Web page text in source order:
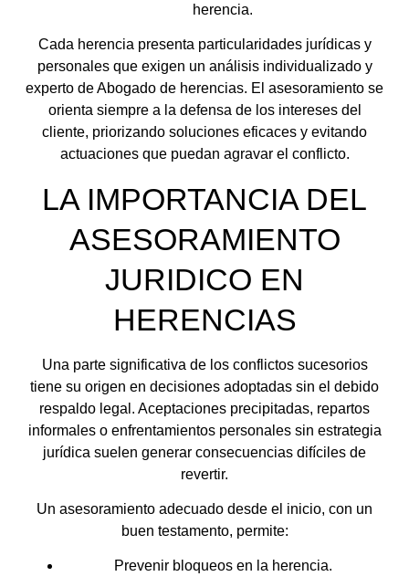
herencia.
Cada herencia presenta particularidades jurídicas y
personales que exigen un análisis individualizado y
experto de Abogado de herencias. El asesoramiento se
orienta siempre a la defensa de los intereses del
cliente, priorizando soluciones eficaces y evitando
actuaciones que puedan agravar el conflicto.
LA IMPORTANCIA DEL
ASESORAMIENTO
JURIDICO EN
HERENCIAS
Una parte significativa de los conflictos sucesorios
tiene su origen en decisiones adoptadas sin el debido
respaldo legal. Aceptaciones precipitadas, repartos
informales o enfrentamientos personales sin estrategia
jurídica suelen generar consecuencias difíciles de
revertir.
Un asesoramiento adecuado desde el inicio, con un
buen testamento, permite:
Prevenir bloqueos en la herencia.